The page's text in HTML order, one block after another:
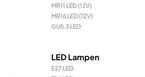
MR11 LED (12V)
MR16 LED (12V)
GU5.3 LED
LED Lampen
E27 LED